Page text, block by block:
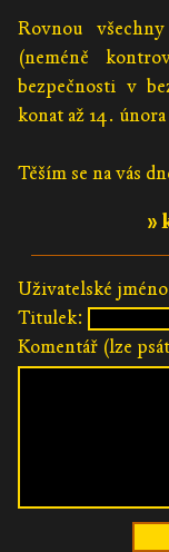
Rovnou
(neméně
bezpečnosti v
konat až 14.
Těším se na vás
»
Uživatelské
Titulek:
Komentář (lze